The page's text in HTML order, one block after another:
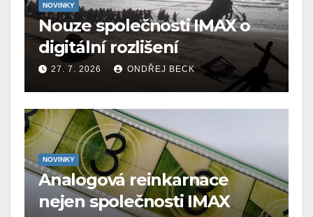
NOVINKY
Nouze společnosti IMAX o
digitální rozlišení
27. 7. 2026 ONDŘEJ BECK
NOVINKY
Analogová reinkarnace
nejen společnosti IMAX